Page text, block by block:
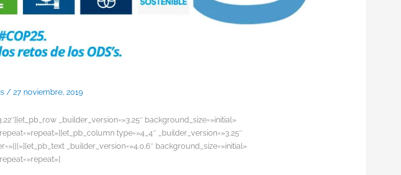
/ 27 noviembre, 2019
_builder_version=»3.25″ background_size=»initial»
type=»4_4″ _builder_version=»3.25″
_builder_version=»4.0.6″ background_size=»initial»